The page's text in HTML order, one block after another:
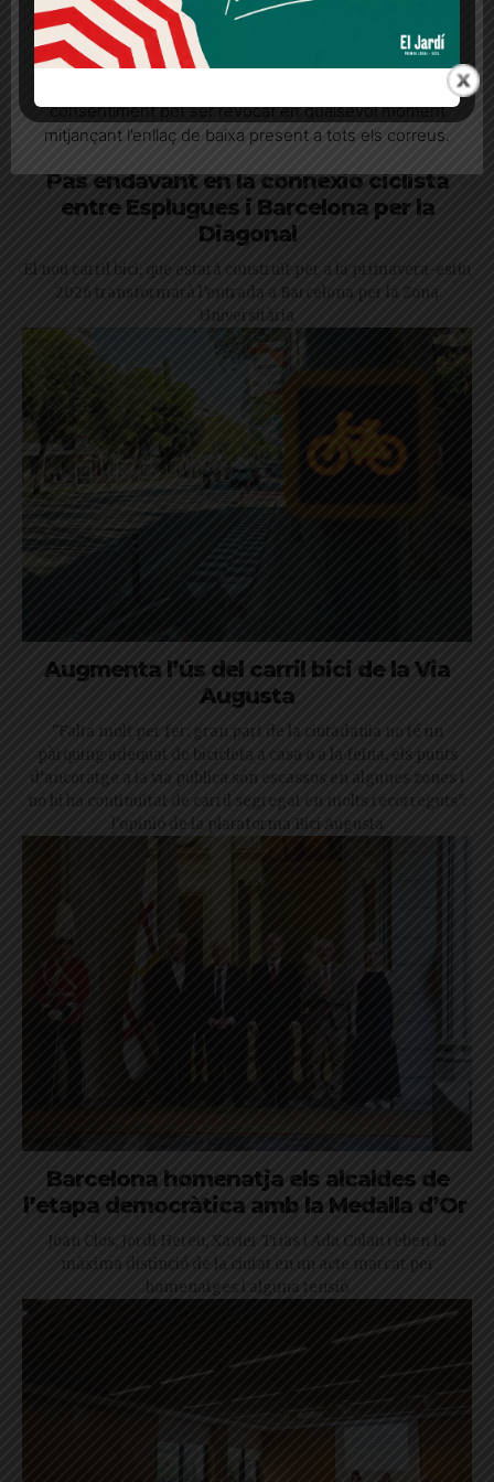
Pas endavant en la connexió ciclista
entre Esplugues i Barcelona per la
Diagonal
El nou carril bici, que estarà construït per a la primavera-estiu
2026 transformarà l’entrada a Barcelona per la Zona
Universitària
Augmenta l’ús del carril bici de la Via
Augusta
"Falta molt per fer: gran part de la ciutadania no té un
pàrquing adequat de bicicleta a casa o a la feina, els punts
d’ancoratge a la via pública són escassos en algunes zones i
no hi ha continuïtat de carril segregat en molts recorreguts":
l'opinió de la plataforma Bici Augusta
Barcelona homenatja els alcaldes de
l’etapa democràtica amb la Medalla d’Or
Joan Clos, Jordi Hereu, Xavier Trias i Ada Colau reben la
màxima distinció de la ciutat en un acte marcat per
homenatges i alguna tensió
Quan l’usuari crea un compte al Diari el Jardí, dona el
seu consentiment explícit per rebre comunicacions
consentiment pot ser revocat en qualsevol moment
mitjançant l’enllaç de baixa present a tots els correus.